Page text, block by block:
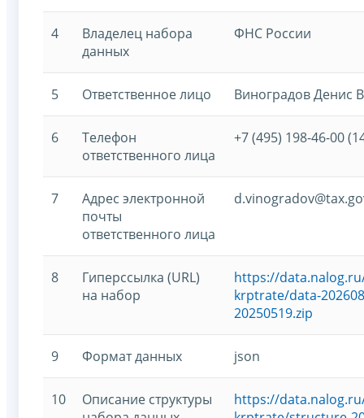
4
Владелец набора
данных
ФНС России
5 Ответственное лицо Виноградов Денис
6
Телефон
ответственного лица
+7 (495) 198-46-00
7
Адрес электронной
почты
ответственного лица
8
Гиперссылка (URL)
на набор
https://
krptrate/data-
20250519.zip
9 Формат данных json
10
Описание структуры
https://